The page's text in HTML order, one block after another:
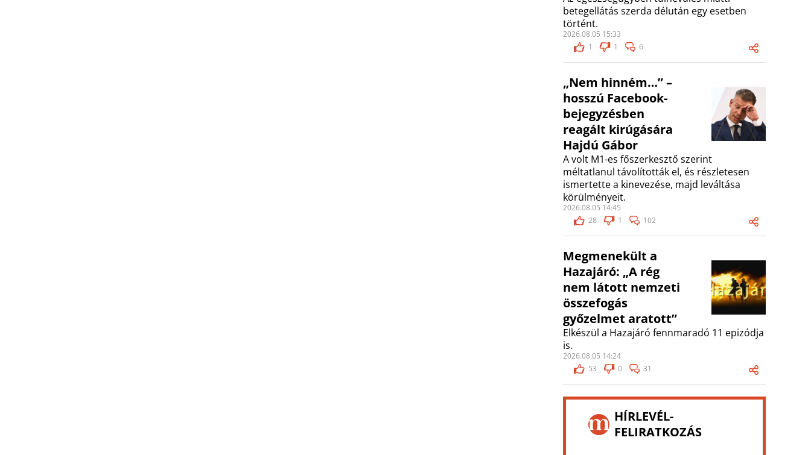
betegellátás szerda délután egy esetben
történt.
2026.08.05 15:33
1
1 6
„Nem hinném…” –
hosszú Facebook-
bejegyzésben
reagált kirúgására
Hajdú Gábor
A volt M1-es főszerkesztő szerint
méltatlanul távolították el, és részletesen
ismertette a kinevezése, majd leváltása
körülményeit.
2026.08.05 14:45
28
1 102
Megmenekült a
Hazajáró: „A rég
nem látott nemzeti
összefogás
győzelmet aratott”
Elkészül a Hazajáró fennmaradó 11 epizódja
is.
2026.08.05 14:24
53
0 31
HÍRLEVÉL-
FELIRATKOZÁS